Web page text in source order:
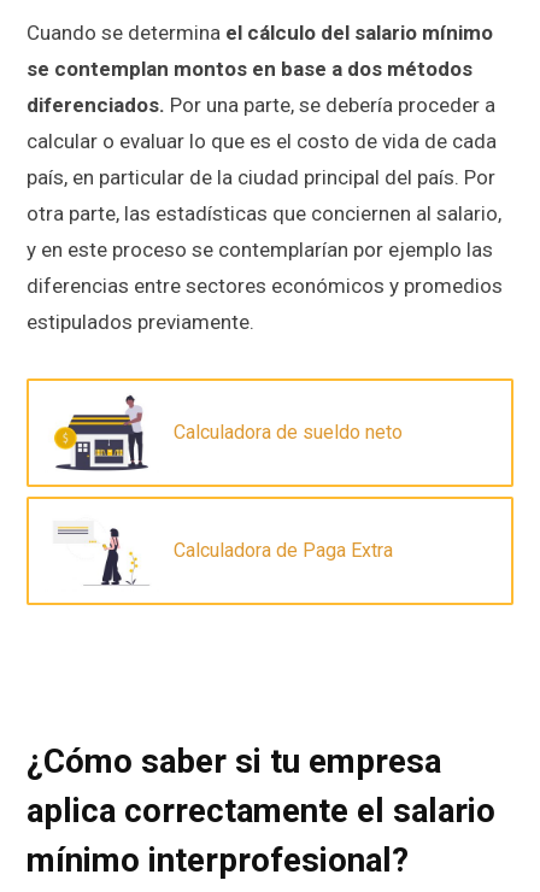
Cuando se determina el cálculo del salario mínimo
se contemplan montos en base a dos métodos
diferenciados. Por una parte, se debería proceder a
calcular o evaluar lo que es el costo de vida de cada
país, en particular de la ciudad principal del país. Por
otra parte, las estadísticas que conciernen al salario,
y en este proceso se contemplarían por ejemplo las
diferencias entre sectores económicos y promedios
estipulados previamente.
Calculadora de sueldo neto
Calculadora de Paga Extra
¿Cómo saber si tu empresa
aplica correctamente el salario
mínimo interprofesional?